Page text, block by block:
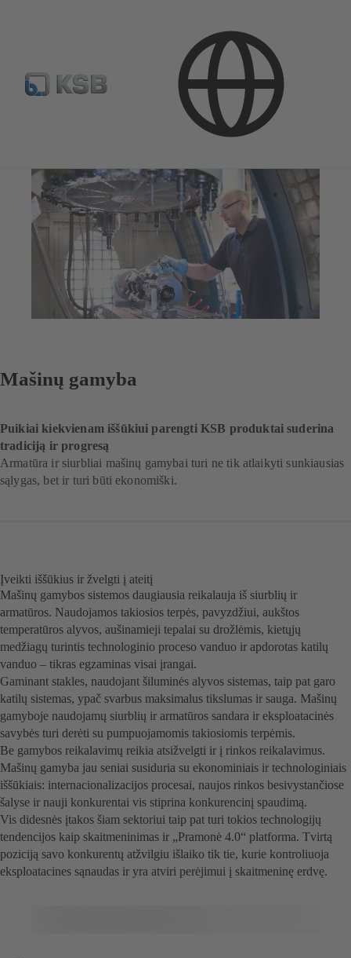
Pramonės technika Mašinų gamyba
Mašinų gamyba
Puikiai kiekvienam iššūkiui parengti KSB produktai suderina
tradiciją ir progresą
Armatūra ir siurbliai mašinų gamybai turi ne tik atlaikyti sunkiausias
sąlygas, bet ir turi būti ekonomiški.
Įveikti iššūkius ir žvelgti į ateitį
Mašinų gamybos sistemos daugiausia reikalauja iš siurblių ir
armatūros. Naudojamos takiosios terpės, pavyzdžiui, aukštos
temperatūros alyvos, aušinamieji tepalai su drožlėmis, kietųjų
medžiagų turintis technologinio proceso vanduo ir apdorotas katilų
vanduo – tikras egzaminas visai įrangai.
Gaminant stakles, naudojant šiluminės alyvos sistemas, taip pat garo
katilų sistemas, ypač svarbus maksimalus tikslumas ir sauga. Mašinų
gamyboje naudojamų siurblių ir armatūros sandara ir eksploatacinės
savybės turi derėti su pumpuojamomis takiosiomis terpėmis.
Be gamybos reikalavimų reikia atsižvelgti ir į rinkos reikalavimus.
Mašinų gamyba jau seniai susiduria su ekonominiais ir technologiniais
iššūkiais: internacionalizacijos procesai, naujos rinkos besivystančiose
šalyse ir nauji konkurentai vis stiprina konkurencinį spaudimą.
Vis didesnės įtakos šiam sektoriui taip pat turi tokios technologijų
tendencijos kaip skaitmeninimas ir „Pramonė 4.0“ platforma. Tvirtą
poziciją savo konkurentų atžvilgiu išlaiko tik tie, kurie kontroliuoja
eksploatacines sąnaudas ir yra atviri perėjimui į skaitmeninę erdvę.